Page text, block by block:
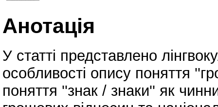
Анотація
У статті представлено
особливості опису поняття
поняття ''знак / знаки'' як